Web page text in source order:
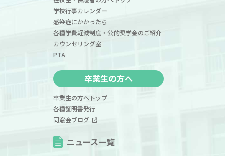
学校行事カレンダー
感染症にかかったら
各種学費軽減制度・公的奨学金のご紹介
カウンセリング室
PTA
卒業生の方へ
卒業生の方へトップ
各種証明書発行
同窓会ブログ
ニュース一覧